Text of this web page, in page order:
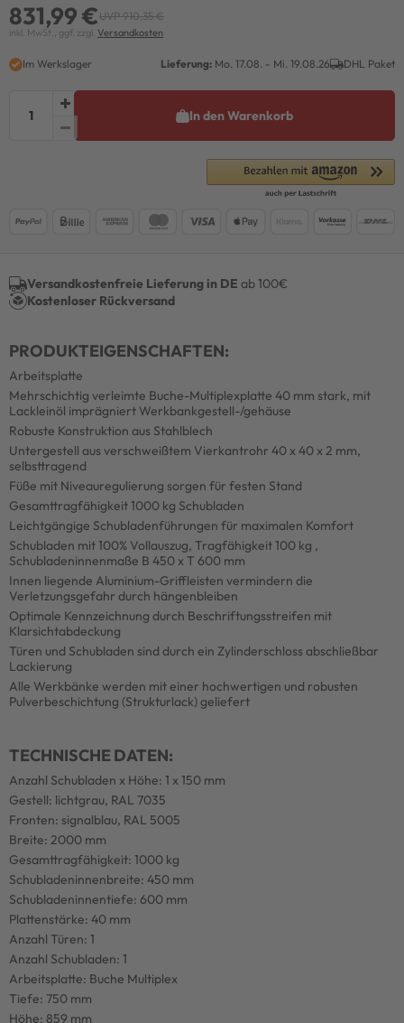
831,99 €UVP 910,35 €
inkl. MwSt., ggf. zzgl. Versandkosten
Im Werkslager Lieferung: Mo. 17.08. - Mi. 19.08.26 DHL Paket
In den Warenkorb
Versandkostenfreie Lieferung in DE ab 100€
Kostenloser Rückversand
PRODUKTEIGENSCHAFTEN:
Arbeitsplatte
Mehrschichtig verleimte Buche-Multiplexplatte 40 mm stark, mit
Lackleinöl imprägniert Werkbankgestell-/gehäuse
Robuste Konstruktion aus Stahlblech
Untergestell aus verschweißtem Vierkantrohr 40 x 40 x 2 mm,
selbsttragend
Füße mit Niveauregulierung sorgen für festen Stand
Gesamttragfähigkeit 1000 kg Schubladen
Leichtgängige Schubladenführungen für maximalen Komfort
Schubladen mit 100% Vollauszug, Tragfähigkeit 100 kg ,
Schubladeninnenmaße B 450 x T 600 mm
Innen liegende Aluminium-Griffleisten vermindern die
Verletzungsgefahr durch hängenbleiben
Optimale Kennzeichnung durch Beschriftungsstreifen mit
Klarsichtabdeckung
Türen und Schubladen sind durch ein Zylinderschloss abschließbar
Lackierung
Alle Werkbänke werden mit einer hochwertigen und robusten
Pulverbeschichtung (Strukturlack) geliefert
TECHNISCHE DATEN:
Anzahl Schubladen x Höhe: 1 x 150 mm
Gestell: lichtgrau, RAL 7035
Fronten: signalblau, RAL 5005
Breite: 2000 mm
Gesamttragfähigkeit: 1000 kg
Schubladeninnenbreite: 450 mm
Schubladeninnentiefe: 600 mm
Plattenstärke: 40 mm
Anzahl Türen: 1
Anzahl Schubladen: 1
Arbeitsplatte: Buche Multiplex
Tiefe: 750 mm
Höhe: 859 mm